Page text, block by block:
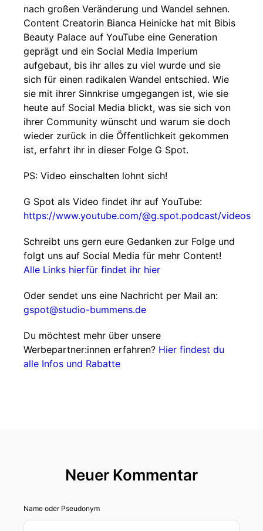
nach großen Veränderung und Wandel sehnen.
Content Creatorin Bianca Heinicke hat mit Bibis
Beauty Palace auf YouTube eine Generation
geprägt und ein Social Media Imperium
aufgebaut, bis ihr alles zu viel wurde und sie
sich für einen radikalen Wandel entschied. Wie
sie mit ihrer Sinnkrise umgegangen ist, wie sie
heute auf Social Media blickt, was sie sich von
ihrer Community wünscht und warum sie doch
wieder zurück in die Öffentlichkeit gekommen
ist, erfahrt ihr in dieser Folge G Spot.
PS: Video einschalten lohnt sich!
G Spot als Video findet ihr auf YouTube:
https://www.youtube.com/@g.spot.podcast/videos
Schreibt uns gern eure Gedanken zur Folge und
folgt uns auf Social Media für mehr Content!
Alle Links hierfür findet ihr hier
Oder sendet uns eine Nachricht per Mail an:
gspot@studio-bummens.de
Du möchtest mehr über unsere
Werbepartner:innen erfahren? Hier findest du
alle Infos und Rabatte
Neuer Kommentar
Name oder Pseudonym